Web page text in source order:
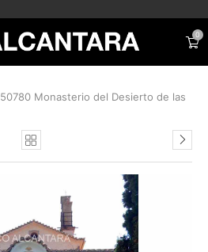
0
50780 Monasterio del Desierto de las